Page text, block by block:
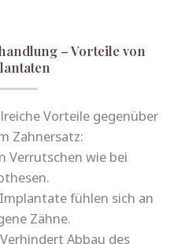
– Vorteile von
Vorteile gegenüber
Zahnersatz:
Verrutschen wie bei
fühlen sich an
Zähne.
Abbau des